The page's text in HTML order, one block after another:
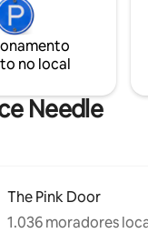
vista
acesso ao
de 360
orgulho
longe de
no local
Needle
The Pink Door
1.036 moradores